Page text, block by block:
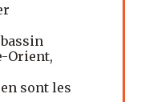
Orient,
sont les